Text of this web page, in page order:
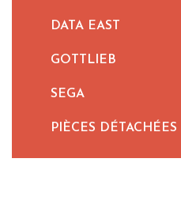
DATA EAST
GOTTLIEB
SEGA
PIÈCES DÉTACHÉES